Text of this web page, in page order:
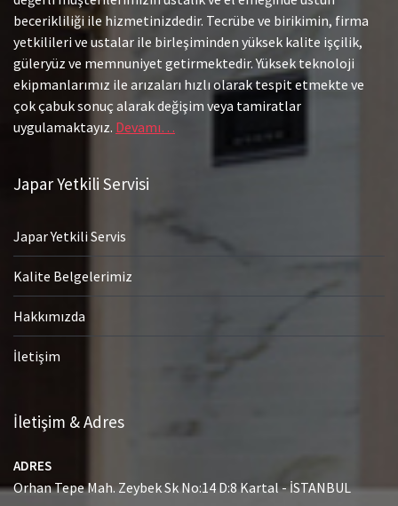
becerikliliği ile hizmetinizdedir. Tecrübe ve birikimin, firma
yetkilileri ve ustalar ile birleşiminden yüksek kalite işçilik,
güleryüz ve memnuniyet getirmektedir. Yüksek teknoloji
ekipmanlarımız ile arızaları hızlı olarak tespit etmekte ve
çok çabuk sonuç alarak değişim veya tamiratlar
uygulamaktayız. Devamı…
Japar Yetkili Servisi
Japar Yetkili Servis
Kalite Belgelerimiz
Hakkımızda
İletişim
İletişim & Adres
ADRES
Orhan Tepe Mah. Zeybek Sk No:14 D:8 Kartal - İSTANBUL